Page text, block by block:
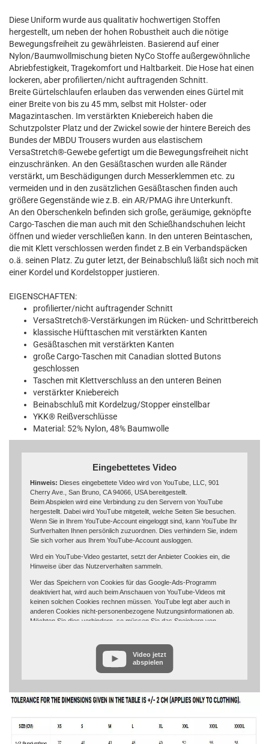
Diese Uniform wurde aus qualitativ hochwertigen Stoffen
hergestellt, um neben der hohen Robustheit auch die nötige
Bewegungsfreiheit zu gewährleisten. Basierend auf einer
Nylon/Baumwollmischung bieten NyCo Stoffe außergewöhnliche
Abriebfestigkeit, Tragekomfort und Haltbarkeit. Die Hose hat einen
lockeren, aber profilierten/nicht auftragenden Schnitt.
Breite Gürtelschlaufen erlauben das verwenden eines Gürtel mit
einer Breite von bis zu 45 mm, selbst mit Holster- oder
Magazintaschen. Im verstärkten Kniebereich haben die
Schutzpolster Platz und der Zwickel sowie der hintere Bereich des
Bundes der MBDU Trousers wurden aus elastischem
VersaStretch®-Gewebe gefertigt um die Bewegungsfreiheit nicht
einzuschränken. An den Gesäßtaschen wurden alle Ränder
verstärkt, um Beschädigungen durch Messerklemmen etc. zu
vermeiden und in den zusätzlichen Gesäßtaschen finden auch
größere Gegenstände wie z.B. ein AR/PMAG ihre Unterkunft.
An den Oberschenkeln befinden sich große, geräumige, geknöpfte
Cargo-Taschen die man auch mit den Schießhandschuhen leicht
öffnen und wieder verschließen kann. In den unteren Beintaschen,
die mit Klett verschlossen werden findet z.B ein Verbandspäcken
o.ä. seinen Platz. Zu guter letzt, der Beinabschluß läßt sich noch mit
einer Kordel und Kordelstopper justieren.
EIGENSCHAFTEN:
profilierter/nicht auftragender Schnitt
VersaStretch®-Verstärkungen im Rücken- und Schrittbereich
klassische Hüfttaschen mit verstärkten Kanten
Gesäßtaschen mit verstärkten Kanten
große Cargo-Taschen mit Canadian slotted Butons
geschlossen
Taschen mit Klettverschluss an den unteren Beinen
verstärkter Kniebereich
Beinabschluß mit Kordelzug/Stopper einstellbar
YKK® Reißverschlüsse
Material: 52% Nylon, 48% Baumwolle
Eingebettetes Video
Hinweis: Dieses eingebettete Video wird von YouTube, LLC, 901
Cherry Ave., San Bruno, CA 94066, USA bereitgestellt.
Beim Abspielen wird eine Verbindung zu den Servern von YouTube
hergestellt. Dabei wird YouTube mitgeteilt, welche Seiten Sie besuchen.
Wenn Sie in Ihrem YouTube-Account eingeloggt sind, kann YouTube Ihr
Surfverhalten Ihnen persönlich zuzuordnen. Dies verhindern Sie, indem
Sie sich vorher aus Ihrem YouTube-Account ausloggen.
Wird ein YouTube-Video gestartet, setzt der Anbieter Cookies ein, die
Hinweise über das Nutzerverhalten sammeln.
Wer das Speichern von Cookies für das Google-Ads-Programm
deaktiviert hat, wird auch beim Anschauen von YouTube-Videos mit
keinen solchen Cookies rechnen müssen. YouTube legt aber auch in
anderen Cookies nicht-personenbezogene Nutzungsinformationen ab.
Möchten Sie dies verhindern, so müssen Sie das Speichern von
Weitere Informationen zum Datenschutz bei „YouTube“ finden Sie in der
Datenschutzerklärung des Anbieters unter:
https://www.google.de/intl/de/policies/privacy/
Video jetzt
abspielen